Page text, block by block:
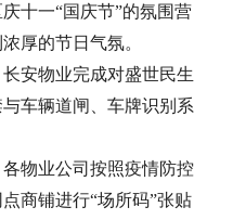
十一“国庆节”的氛围营
厚的节日气氛。
安物业完成对盛世民生
车辆道闸、车牌识别系
各物业公司按照疫情防控
商铺进行“场所码”张贴